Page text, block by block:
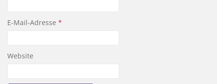
E-Mail-Adresse *
Website